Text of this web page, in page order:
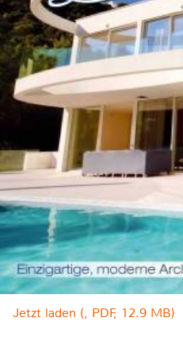
Jetzt laden (, PDF, 12.9 MB)